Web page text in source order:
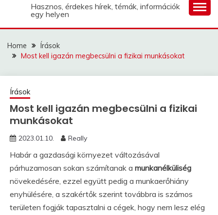
Hasznos, érdekes hírek, témák, információk
egy helyen
Home
Írások
Most kell igazán megbecsülni a fizikai munkásokat
Írások
Most kell igazán megbecsülni a fizikai
munkásokat
2023.01.10. Really
Habár a gazdasági környezet változásával
párhuzamosan sokan számítanak a munkanélküliség
növekedésére, ezzel együtt pedig a munkaerőhiány
enyhülésére, a szakértők szerint továbbra is számos
területen fogják tapasztalni a cégek, hogy nem lesz elég